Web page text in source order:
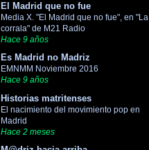
El Madrid que no fue
Media X. "El Madrid que no fue", en "La
corrala" de M21 Radio
Hace 9 años
Es Madrid no Madriz
EMNMM Noviembre 2016
Hace 9 años
Historias matritenses
El nacimiento del movimiento pop en
Madrid
Hace 2 meses